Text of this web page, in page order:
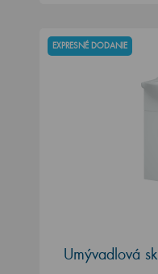
EXPRESNÉ DODANIE
Umývadlová